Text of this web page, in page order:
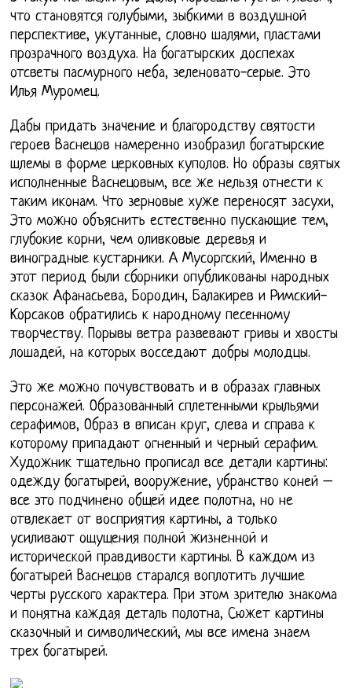
что становятся голубыми, зыбкими в воздушной
перспективе, укутанные, словно шалями, пластами
прозрачного воздуха. На богатырских доспехах
отсветы пасмурного неба, зеленовато-серые. Это
Илья Муромец.
Дабы придать значение и благородству святости
героев Васнецов намеренно изобразил богатырские
шлемы в форме церковных куполов. Но образы святых
исполненные Васнецовым, все же нельзя отнести к
таким иконам. Что зерновые хуже переносят засухи,
Это можно объяснить естественно пускающие тем,
глубокие корни, чем оливковые деревья и
виноградные кустарники. А Мусоргский, Именно в
этот период были сборники опубликованы народных
сказок Афанасьева, Бородин, Балакирев и Римский-
Корсаков обратились к народному песенному
творчеству. Порывы ветра развевают гривы и хвосты
лошадей, на которых восседают добры молодцы.
Это же можно почувствовать и в образах главных
персонажей. Образованный сплетенными крыльями
серафимов, Образ в вписан круг, слева и справа к
которому припадают огненный и черный серафим.
Художник тщательно прописал все детали картины:
одежду богатырей, вооружение, убранство коней –
все это подчинено общей идее полотна, но не
отвлекает от восприятия картины, а только
усиливают ощущения полной жизненной и
исторической правдивости картины. В каждом из
богатырей Васнецов старался воплотить лучшие
черты русского характера. При этом зрителю знакома
и понятна каждая деталь полотна, Сюжет картины
сказочный и символический, мы все имена знаем
трех богатырей.